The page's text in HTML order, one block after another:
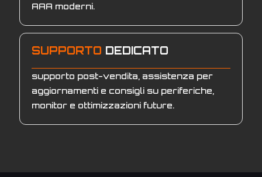
AAA moderni.
SUPPORTO DEDICATO
supporto post-vendita, assistenza per
aggiornamenti e consigli su periferiche,
monitor e ottimizzazioni future.